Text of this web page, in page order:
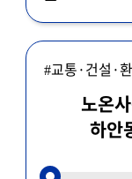
#교통·건설·
노온
하안